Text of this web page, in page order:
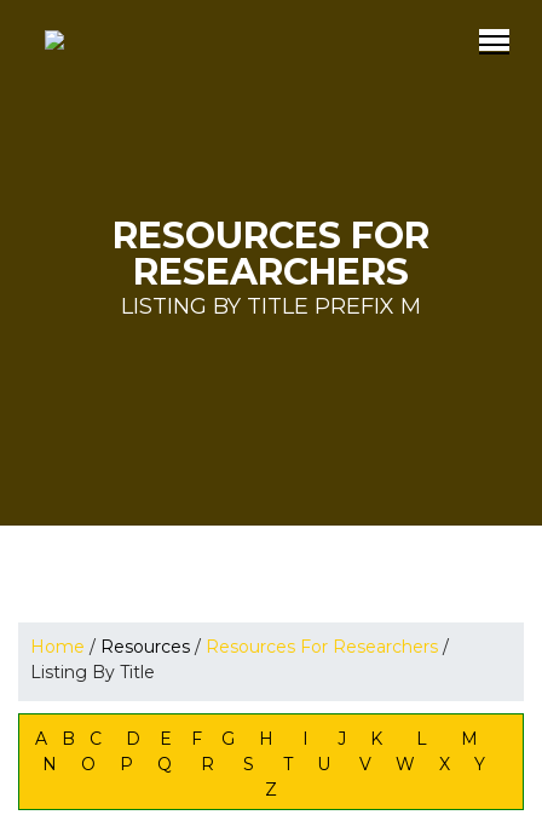
RESOURCES FOR
RESEARCHERS
LISTING BY TITLE PREFIX M
Home / Resources / Resources For Researchers /
Listing By Title
A B C D E F G H I J K L
M
N
O P Q R S T U V W X
Y
Z